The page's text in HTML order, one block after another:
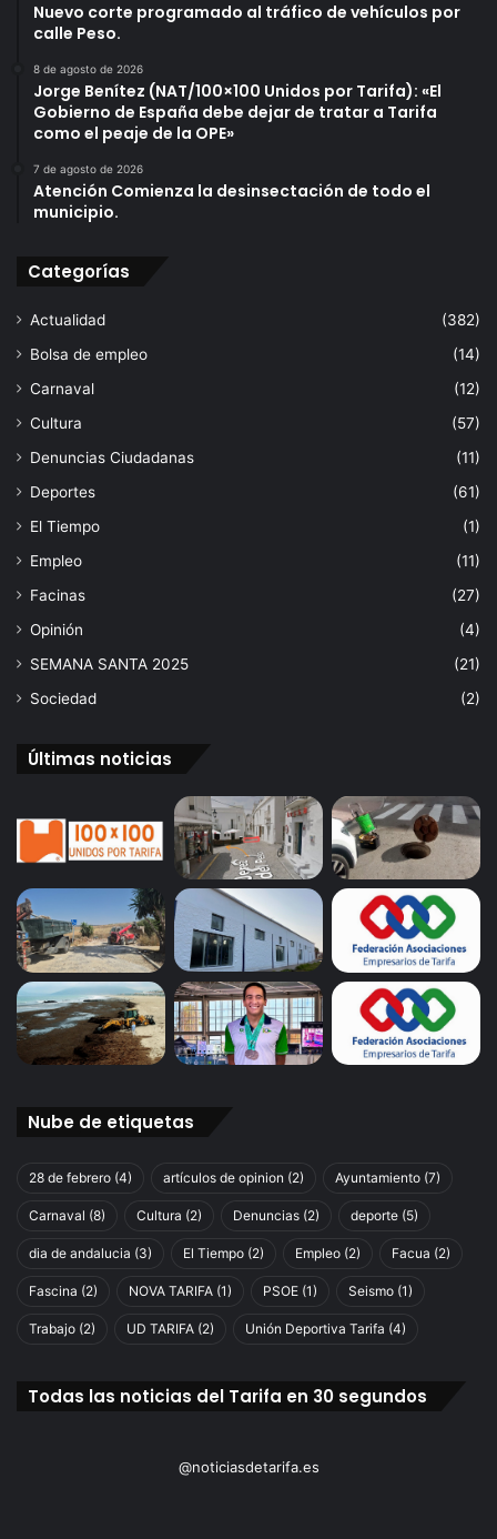
Nuevo corte programado al tráfico de vehículos por
calle Peso.
8 de agosto de 2026
Jorge Benítez (NAT/100×100 Unidos por Tarifa): «El
Gobierno de España debe dejar de tratar a Tarifa
como el peaje de la OPE»
7 de agosto de 2026
Atención Comienza la desinsectación de todo el
municipio.
Categorías
Actualidad
(382)
Bolsa de empleo
(14)
Carnaval
(12)
Cultura
(57)
Denuncias Ciudadanas
(11)
Deportes
(61)
El Tiempo
(1)
Empleo
(11)
Facinas
(27)
Opinión
(4)
SEMANA SANTA 2025
(21)
Sociedad
(2)
Últimas noticias
Nube de etiquetas
28 de febrero (4) artículos de opinion (2) Ayuntamiento (7)
Carnaval (8) Cultura (2) Denuncias (2) deporte (5)
dia de andalucia (3) El Tiempo (2) Empleo (2) Facua (2)
Fascina (2) NOVA TARIFA (1) PSOE (1) Seismo (1)
Trabajo (2) UD TARIFA (2) Unión Deportiva Tarifa (4)
Todas las noticias del Tarifa en 30 segundos
@noticiasdetarifa.es